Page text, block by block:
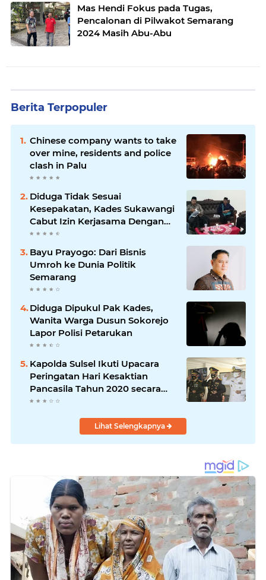
Mas Hendi Fokus pada Tugas,
Pencalonan di Pilwakot Semarang
2024 Masih Abu-Abu
Berita Terpopuler
Chinese company wants to take
over mine, residents and police
clash in Palu
Diduga Tidak Sesuai
Kesepakatan, Kades Sukawangi
Cabut Izin Kerjasama Dengan
PT XL Axiata Tbk/Link Net
Bayu Prayogo: Dari Bisnis
Umroh ke Dunia Politik
Semarang
Diduga Dipukul Pak Kades,
Wanita Warga Dusun Sokorejo
Lapor Polisi Petarukan
Kapolda Sulsel Ikuti Upacara
Peringatan Hari Kesaktian
Pancasila Tahun 2020 secara
virtual
Lihat Selengkapnya